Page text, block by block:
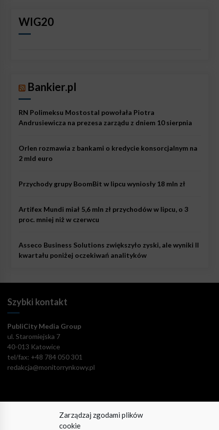
Zarządzaj zgodami plików
cookie
WIG20
Bankier.pl
RN Polimeksu Mostostal powołała Piotra
Andrusiewicza na prezesa zarządu z dniem 10 sierpnia
Orlen rozmawia z bankami o kredycie konsorcjalnym na
2 mld euro
Przychody grupy BoomBit w lipcu wyniosły 18 mln zł
Artifex Mundi miał 5,6 mln zł przychodów w lipcu, o 3
proc. mniej niż w czerwcu
Asseco Business Solutions zwiększyło zyski, ale wyniki II
kwartału poniżej oczekiwań analityków
Szybki kontakt
PubliCity Media Group
ul. Staromiejska 7
40-013 Katowice
tel/fax: +48 784 050 301
redakcja@monitorrynkowy.pl
Pozostańmy w kontakcie!